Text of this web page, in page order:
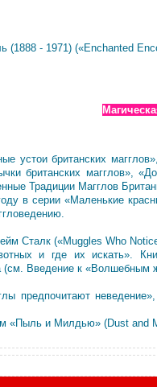
- 1971) («Enchanted
устои британских
британских магглов»,
Традиции Магглов
в серии «Маленькие
Сталк («Muggles Who
и где их искать».
(см. Введение к «Волшебным
предпочитают
«Пыль и Милдью» (Dust and